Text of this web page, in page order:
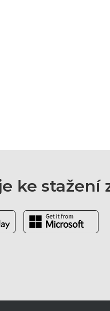
ke stažení